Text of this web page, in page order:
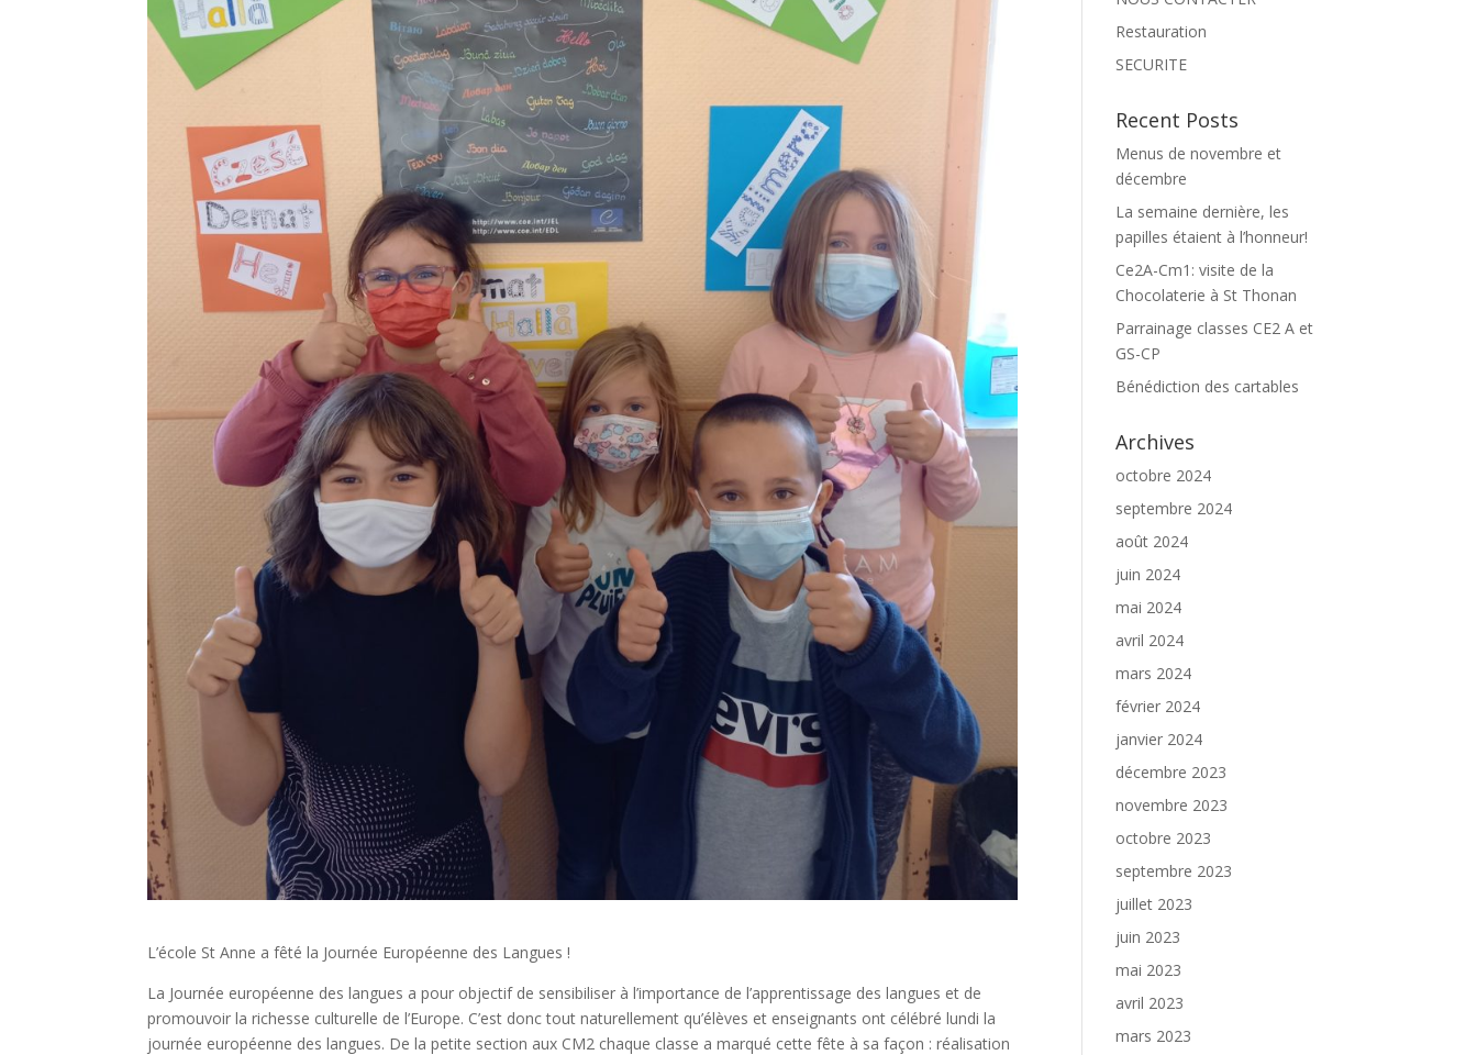
L’école St Anne a fêté la Journée Européenne des Langues !
La Journée européenne des langues a pour objectif de sensibiliser à l’importance de l’apprentissage des langues et de
promouvoir la richesse culturelle de l’Europe. C’est donc tout naturellement qu’élèves et enseignants ont célébré lundi la
journée européenne des langues. De la petite section aux CM2 chaque classe a marqué cette fête à sa façon : réalisation
Restauration
SECURITE
Recent Posts
Menus de novembre et
décembre
La semaine dernière, les
papilles étaient à l’honneur!
Ce2A-Cm1: visite de la
Chocolaterie à St Thonan
Parrainage classes CE2 A et
GS-CP
Bénédiction des cartables
Archives
octobre 2024
septembre 2024
août 2024
juin 2024
mai 2024
avril 2024
mars 2024
février 2024
janvier 2024
décembre 2023
novembre 2023
octobre 2023
septembre 2023
juillet 2023
juin 2023
mai 2023
avril 2023
mars 2023